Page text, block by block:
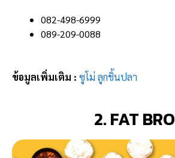
082-498-6999
089-209-0088
ข้อมูลเพิ่มเติม : ซูโม่ ลูกชิ้นปลา
2. FAT BRO